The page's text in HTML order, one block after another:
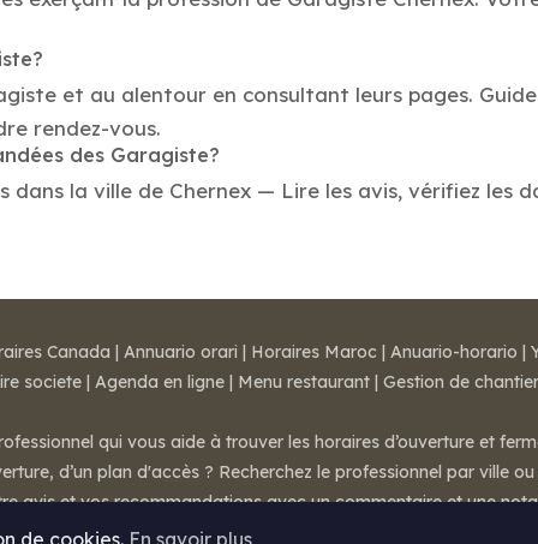
et au alentour en consultant leurs pages.
rendez-vous.
des Garagiste?
dans la ville de Chernex — Lire les avis, vérifiez les
de cookies. En savoir plus
Canada | Annuario orari | Horaires Maroc | Anuario-horario |
societe | Agenda en ligne | Menu restaurant | Gestion de chantier
qui vous aide à trouver les horaires d’ouverture et
d’un plan d'accès ? Recherchez le professionnel par ville
avis et vos recommandations avec un commentaire et une